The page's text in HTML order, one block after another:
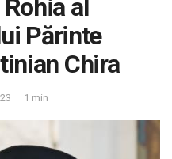
al
Părinte
Chira
1 min